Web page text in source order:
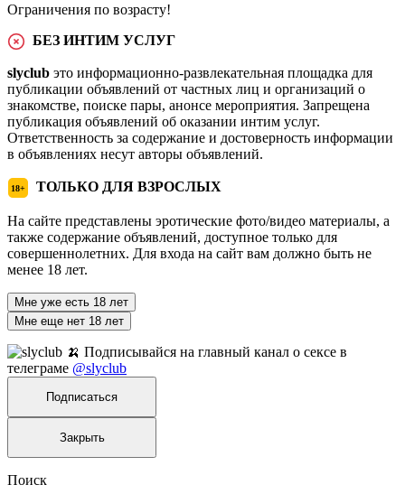
Ограничения по возрасту!
БЕЗ ИНТИМ УСЛУГ
slyclub это информационно-развлекательная площадка для
публикации объявлений от частных лиц и организаций о
знакомстве, поиске пары, анонсе мероприятия. Запрещена
публикация объявлений об оказании интим услуг.
Ответственность за содержание и достоверность информации
в объявлениях несут авторы объявлений.
18+ ТОЛЬКО ДЛЯ ВЗРОСЛЫХ
На сайте представлены эротические фото/видео материалы, а
также содержание объявлений, доступное только для
совершеннолетних. Для входа на сайт вам должно быть не
менее 18 лет.
Мне уже есть 18 лет
Мне еще нет 18 лет
🍌 Подписывайся на главный канал о сексе в
телеграме @slyclub
Подписаться
Закрыть
Поиск